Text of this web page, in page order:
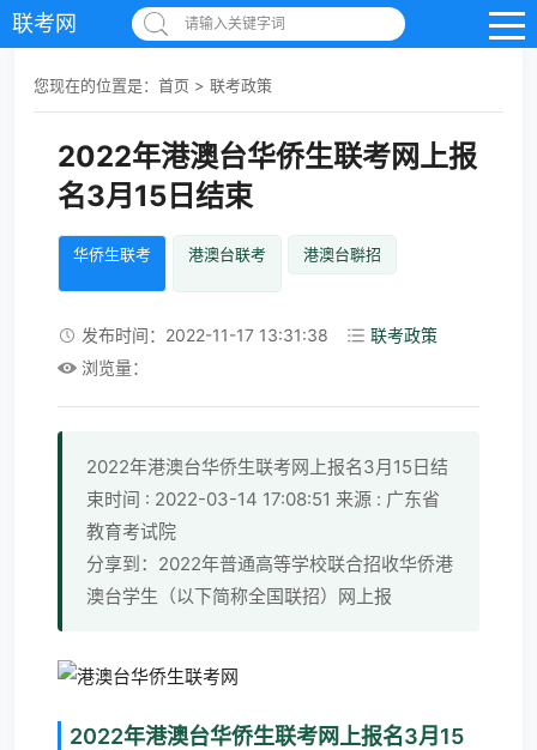
联考网 请输入关键字词
您现在的位置是： 首页 > 联考政策
2022年港澳台华侨生联考网上报
名3月15日结束
华侨生联考 港澳台联考 港澳台聨招
发布时间：2022-11-17 13:31:38
联考政策
浏览量：
2022年港澳台华侨生联考网上报名3月15日结
束时间 : 2022-03-14 17:08:51 来源 : 广东省
教育考试院
分享到：2022年普通高等学校联合招收华侨港
澳台学生（以下简称全国联招）网上报
2022年港澳台华侨生联考网上报名3月15